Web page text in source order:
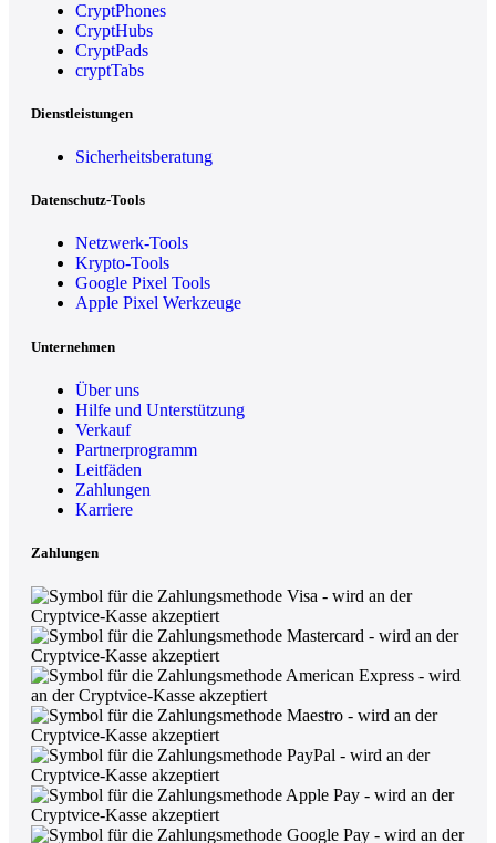
CryptPhones
CryptHubs
CryptPads
cryptTabs
Dienstleistungen
Sicherheitsberatung
Datenschutz-Tools
Netzwerk-Tools
Krypto-Tools
Google Pixel Tools
Apple Pixel Werkzeuge
Unternehmen
Über uns
Hilfe und Unterstützung
Verkauf
Partnerprogramm
Leitfäden
Zahlungen
Karriere
Zahlungen